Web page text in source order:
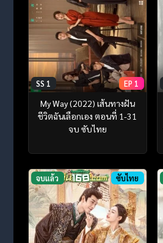
SS 1 EP 1
My Way (2022) เส้นทางฝัน
ชีวิตฉันเลือกเอง ตอนที่ 1-31
จบ ซับไทย
จบแล้ว ซับไทย